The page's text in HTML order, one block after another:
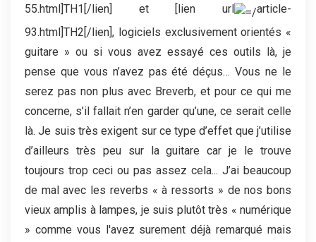
55.html]TH1[/lien] et [lien url
article-
93.html]TH2[/lien], logiciels exclusivement orientés «
guitare » ou si vous avez essayé ces outils là, je
pense que vous n’avez pas été déçus… Vous ne le
serez pas non plus avec Breverb, et pour ce qui me
concerne, s’il fallait n’en garder qu’une, ce serait celle
là. Je suis très exigent sur ce type d’effet que j’utilise
d’ailleurs très peu sur la guitare car je le trouve
toujours trop ceci ou pas assez cela... J’ai beaucoup
de mal avec les reverbs « à ressorts » de nos bons
vieux amplis à lampes, je suis plutôt très « numérique
» comme vous l'avez surement déjà remarqué mais